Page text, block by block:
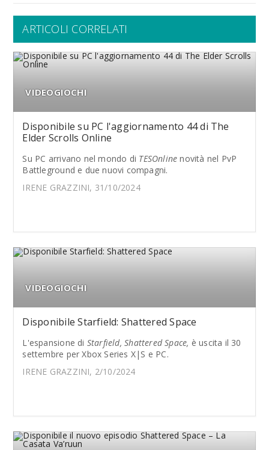
ARTICOLI CORRELATI
VIDEOGIOCHI
Disponibile su PC l'aggiornamento 44 di The
Elder Scrolls Online
Su PC arrivano nel mondo di TESOnline novità nel PvP
Battleground e due nuovi compagni.
IRENE GRAZZINI, 31/10/2024
VIDEOGIOCHI
Disponibile Starfield: Shattered Space
L'espansione di Starfield, Shattered Space, è uscita il 30
settembre per Xbox Series X|S e PC.
IRENE GRAZZINI, 2/10/2024